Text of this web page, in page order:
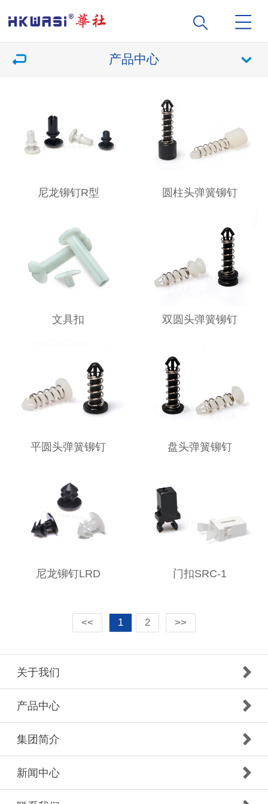
产品中心
尼龙铆钉R型 圆柱头弹簧铆钉
文具扣 双圆头弹簧铆钉
平圆头弹簧铆钉 盘头弹簧铆钉
尼龙铆钉LRD 门扣SRC-1
<< 1 2 >>
关于我们
产品中心
集团简介
新闻中心